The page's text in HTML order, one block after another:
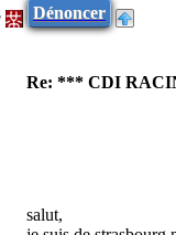
Dénoncer
Re: *** CDI
salut,